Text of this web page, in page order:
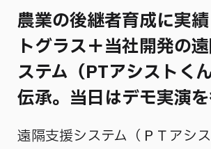
農業の後継者育成に実
トグラス＋当社開発の
ステム（PTアシストく
伝承。当日はデモ実演を
遠隔支援システム（ＰＴアシス